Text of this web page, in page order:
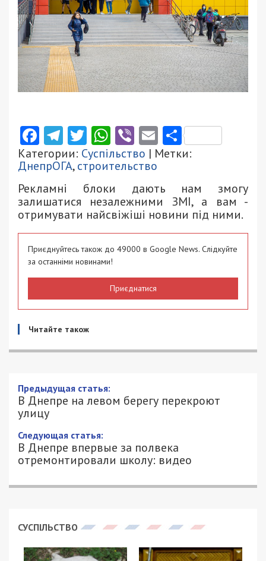
Facebook
Telegram
Twitter
WhatsApp
ViberEmail
Категории: Суспільство | Метки:
ДнепрОГА,строительство
Рекламні блоки дають нам змогу
залишатися незалежними ЗМІ, а вам -
отримувати найсвіжіші новини під ними.
Приєднуйтесь також до 49000 в Google News. Слідкуйте
за останніми новинами!
Приєднатися
Читайте також
В Днепре на левом берегу перекроют
улицу
4/10/2021 - 18:00
АЛЕКСЕЙ ВАЛЕНКО - СПЕЦИАЛЬНО
ДЛЯ 49000.COM.UA
В Днепре планируют перекрыть улицу Янтарную,
Янтарную перекроют на участке от пересечения
с улицей Гринченко до улицы Богомаза. В этом